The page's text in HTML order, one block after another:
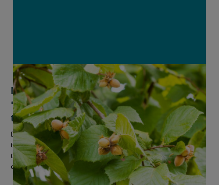
Nieuw hazelnootperceel bij Inagro:
“Moet kennis over deze opkomende
teelt versterken”
De interesse in hazelnoten groeit sterk, maar een tekort aan
teeltkennis en praktijkervaring staat een doorbraak van de
teelt in Vlaanderen voorlopig nog in de weg. Dat stelt
onderzoeks- en...